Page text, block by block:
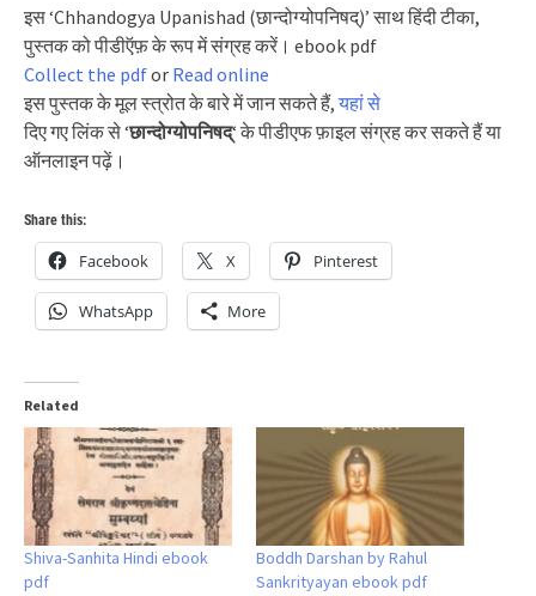
इस ‘Chhandogya Upanishad (छान्दोग्योपनिषद्)’ साथ हिंदी टीका,
पुस्तक को पीडीऍफ़ के रूप में संग्रह करें। ebook pdf
Collect the pdfor Read online
इस पुस्तक के मूल स्त्रोत के बारे में जान सकते हैं,यहां से
दिए गए लिंक से ‘छान्दोग्योपनिषद्‘ के पीडीएफ फ़ाइल संग्रह कर सकते हैं या
ऑनलाइन पढ़ें।
Share this:
Facebook X Pinterest
WhatsApp More
Related
Shiva-Sanhita Hindi ebook
pdf
Boddh Darshan by Rahul
Sankrityayan ebook pdf